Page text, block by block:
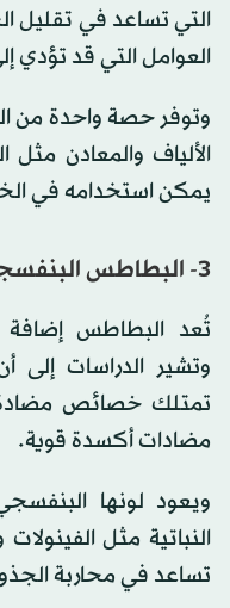
التي تساعد في تقليل
العوامل التي قد تؤدي
وتوفر حصة واحدة من
الألياف والمعادن مثل
يمكن استخدامه في
3- البطاطس البنفسجية
تُعد البطاطس إضافة
وتشير الدراسات إلى
تمتلك خصائص مضادة
مضادات أكسدة قوية.
ويعود لونها
النباتية مثل الفينولات
تساعد في محاربة